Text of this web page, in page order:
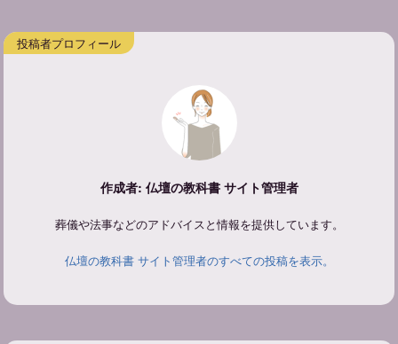
作成者: 仏壇の教科書 サイト管理者
葬儀や法事などのアドバイスと情報を提供しています。
仏壇の教科書 サイト管理者のすべての投稿を表示。